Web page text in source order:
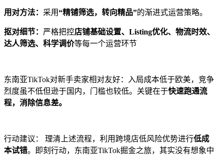
用对方法： 采用“精铺筛选，转向精品”的渐进式运营策略。
抠对细节： 严格把控店铺基础设置、Listing优化、物流时效、
达人筛选、科学调价等每一个运营环节
东南亚TikTok对新手卖家相对友好：入局成本低于欧美，竞争
烈度虽不低但逊于国内，门槛也较低。关键在于快速跑通流
程，消除信息差。
行动建议： 理清上述流程，利用跨境店低风险优势进行低成
本试错。即刻行动，东南亚TikTok掘金之旅，其实没有想象中